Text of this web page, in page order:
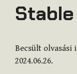
Becsült olvasási
2024.06.26.